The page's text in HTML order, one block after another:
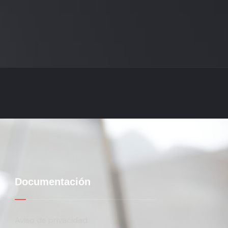
Documentación